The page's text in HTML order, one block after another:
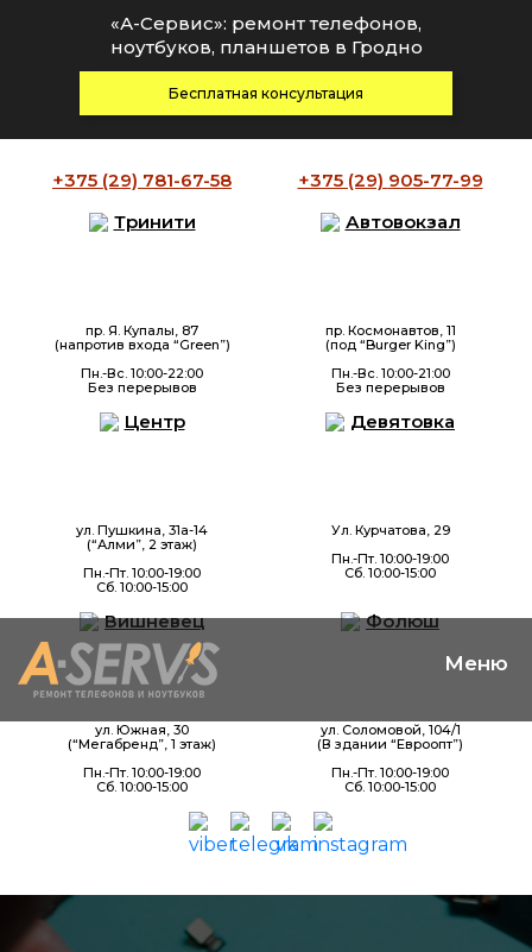
+375 (29) 781-67-58 +375 (29) 905-77-99
Тринити
пр. Я. Купалы, 87
(напротив входа “Green”)
Пн.-Вс. 10:00-22:00
Без перерывов
Автовокзал
пр. Космонавтов, 11
(под “Burger King”)
Пн.-Вс. 10:00-21:00
Без перерывов
Центр
ул. Пушкина, 31а-14
(“Алми”, 2 этаж)
Пн.-Пт. 10:00-19:00
Сб. 10:00-15:00
Девятовка
Ул. Курчатова, 29
Пн.-Пт. 10:00-19:00
Сб. 10:00-15:00
Вишневец
ул. Южная, 30
(“Мегабренд”, 1 этаж)
Пн.-Пт. 10:00-19:00
Сб. 10:00-15:00
Фолюш
ул. Соломовой, 104/1
(В здании “Евроопт”)
Пн.-Пт. 10:00-19:00
Сб. 10:00-15:00
«А-Сервис»: ремонт телефонов,
ноутбуков, планшетов в Гродно
Бесплатная консультация